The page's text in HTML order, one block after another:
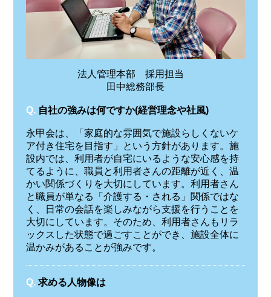
法人管理本部 採用担当
田中総務部長
Q. 自社の強みは何ですか(経営理念や社風)
永甲会は、「家庭的な雰囲気で施設らしくないケ
ア付き住宅を目指す」という方針があります。施
設内では、利用者が自宅にいるような安心感を持
てるように、職員と利用者さんの距離が近く、温
かい関係づくりを大切にしています。利用者さん
と職員が単なる「介護する・される」関係ではな
く、日常の会話を楽しみながら支援を行うことを
大切にしています。そのため、利用者さんもリラ
ックスした状態で過ごすことができ、施設全体に
温かみがあることが強みです。
Q. 求める人物像は